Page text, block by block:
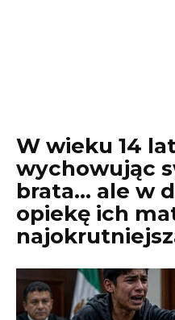
W wieku 14
wychowując
brata… ale w
opiekę ich